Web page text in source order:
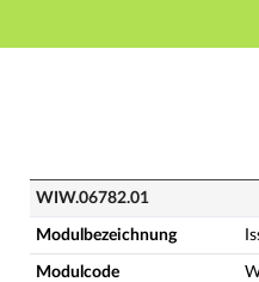
WIW.06782.01 - Issues
WIW.06782.01
Modulbezeichnung
Modulcode